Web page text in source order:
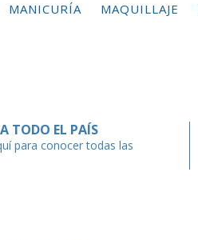
MANICURÍA MAQUILLAJE
TODO EL PAÍS
para conocer todas las